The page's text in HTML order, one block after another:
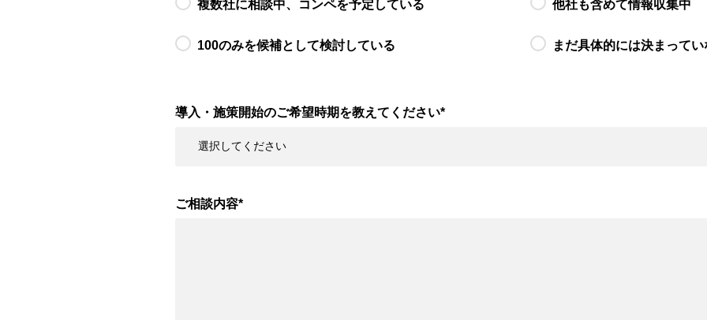
複数社に相談中、コンペを予定している 他社も含めて情報収集中
100のみを候補として検討している まだ具体的には決まってい
導入・施策開始のご希望時期を教えてください*
ご相談内容*